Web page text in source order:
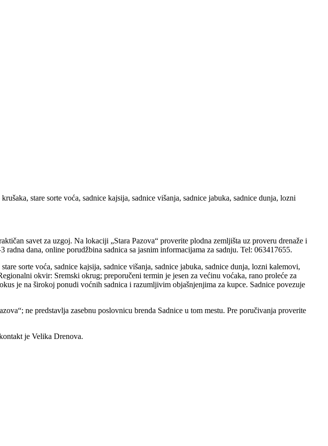
stare sorte voća, sadnice kajsija, sadnice višanja, sadnice jabuka, sadnice dunja, lozni
savet za uzgoj. Na lokaciji „Stara Pazova“ proverite plodna zemljišta uz proveru drenaže i
dana, online porudžbina sadnica sa jasnim informacijama za sadnju. Tel: 063417655.
sorte voća, sadnice kajsija, sadnice višanja, sadnice jabuka, sadnice dunja, lozni kalemovi,
okvir: Sremski okrug; preporučeni termin je jesen za većinu voćaka, rano proleće za
je na širokoj ponudi voćnih sadnica i razumljivim objašnjenjima za kupce. Sadnice povezuje
ne predstavlja zasebnu poslovnicu brenda Sadnice u tom mestu. Pre poručivanja proverite
je Velika Drenova.